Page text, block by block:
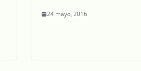
24 mayo, 2016